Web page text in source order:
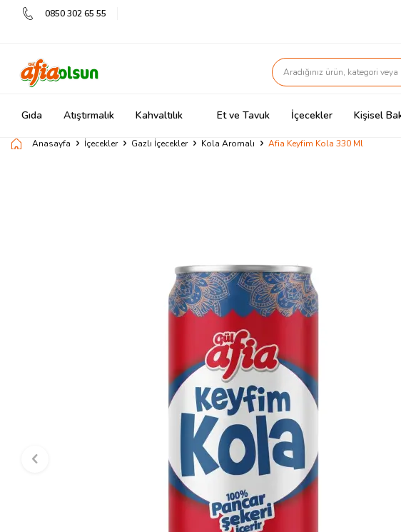
0850 302 65 55
Gıda Atıştırmalık Kahvaltılık Et ve Tavuk İçecekler Kişisel
Anasayfa İçecekler Gazlı İçecekler Kola Aromalı Afia Keyfim Kola 330 Ml